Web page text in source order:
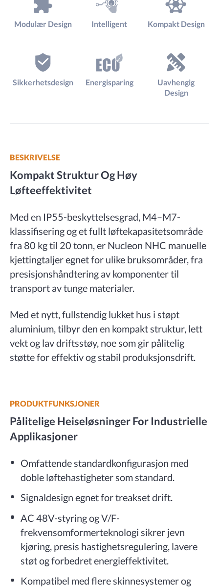
Modulær Design Intelligent Kompakt Design
Sikkerhetsdesign Energisparing
Uavhengig
Design
BESKRIVELSE
Kompakt Struktur Og Høy
Løfteeffektivitet
Med en IP55-beskyttelsesgrad, M4–M7-
klassifisering og et fullt løftekapasitetsområde
fra 80 kg til 20 tonn, er Nucleon NHC manuelle
kjettingtaljer egnet for ulike bruksområder, fra
presisjonshåndtering av komponenter til
transport av tunge materialer.
Med et nytt, fullstendig lukket hus i støpt
aluminium, tilbyr den en kompakt struktur, lett
vekt og lav driftsstøy, noe som gir pålitelig
støtte for effektiv og stabil produksjonsdrift.
PRODUKTFUNKSJONER
Pålitelige Heiseløsninger For Industrielle
Applikasjoner
Omfattende standardkonfigurasjon med
doble løftehastigheter som standard.
Signaldesign egnet for treakset drift.
AC 48V-styring og V/F-
frekvensomformerteknologi sikrer jevn
kjøring, presis hastighetsregulering, lavere
støt og forbedret energieffektivitet.
Kompatibel med flere skinnesystemer og